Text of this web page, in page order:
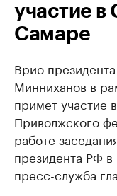
участие
Самаре
Врио
Минниханов в
примет участие
Приволжского
работе
президента РФ
пресс-служба